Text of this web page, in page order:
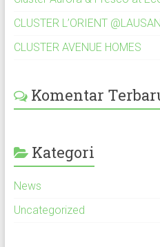
CLUSTER L’ORIENT
CLUSTER AVENUE HOMES
Komentar
Kategori
News
Uncategorized